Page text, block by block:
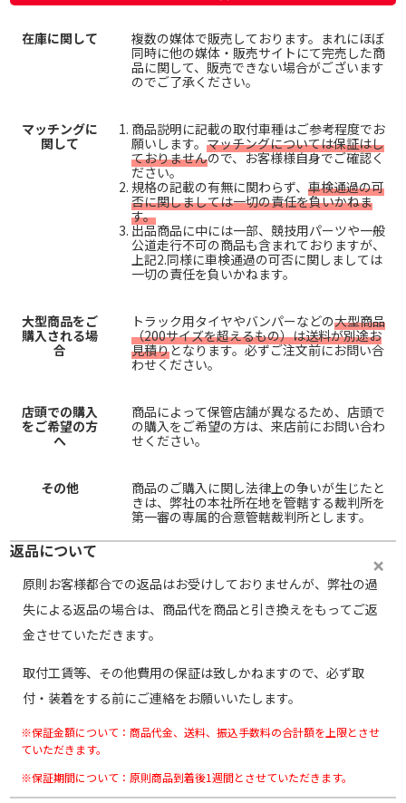
在庫に関して
複数の媒体で販売しております。まれにほぼ
同時に他の媒体・販売サイトにて完売した商
品に関して、販売できない場合がございます
のでご了承ください。
マッチングに
関して
商品説明に記載の取付車種はご参考程度でお
願いします。 マッチングについては保証はし
ておりませんので、お客様様自身でご確認く
ださい。
規格の記載の有無に関わらず、 車検通過の可
否に関しましては一切の責任を負いかねま
す。
出品商品に中には一部、競技用パーツや一般
公道走行不可の商品も含まれておりますが、
上記2.同様に車検通過の可否に関しましては
一切の責任を負いかねます。
大型商品をご
購入される場
合
トラック用タイヤやバンパーなどの大型商品
（200サイズを超えるもの）は送料が別途お
見積りとなります。必ずご注文前にお問い合
わせください。
店頭での購入
をご希望の方
へ
商品によって保管店舗が異なるため、店頭で
の購入をご希望の方は、来店前にお問い合わ
せください。
その他
商品のご購入に関し法律上の争いが生じたと
きは、弊社の本社所在地を管轄する裁判所を
第一審の専属的合意管轄裁判所とします。
返品について
原則お客様都合での返品はお受けしておりませんが、弊社の過
失による返品の場合は、商品代を商品と引き換えをもってご返
金させていただきます。
取付工賃等、その他費用の保証は致しかねますので、必ず取
付・装着をする前にご連絡をお願いいたします。
※保証金額について：商品代金、送料、振込手数料の合計額を上限とさせ
ていただきます。
※保証期間について：原則商品到着後1週間とさせていただきます。